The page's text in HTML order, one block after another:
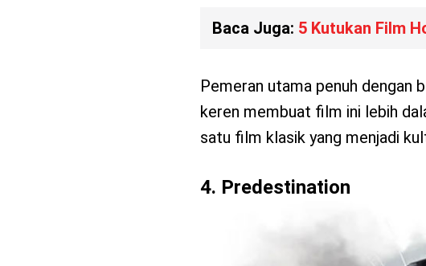
Baca Juga: 5 Kutukan Film
Pemeran utama penuh dengan
keren membuat film ini lebih
satu film klasik yang menjadi
4. Predestination